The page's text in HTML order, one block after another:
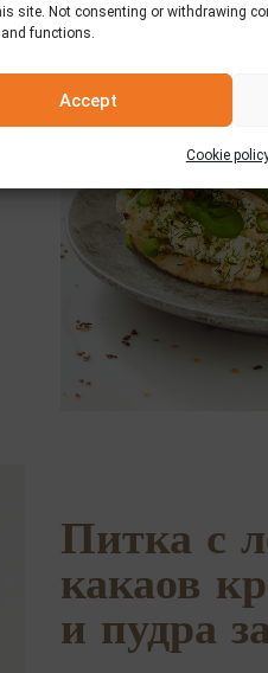
site. Not consenting or withdrawing
functions.
Accept
Cookie
Питка с
какаов
и пудра